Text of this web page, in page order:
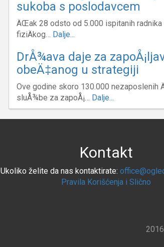
sukoba s poslodavcem
ÄŒak 28 odsto od 5.000 ispitanih
fiziÄkog… Dalje...
DrÅ¾ava daje za
obeÄ‡anog u strategiji
Ove godine skoro 130.000 nezaposlenih
sluÅ¾be za zapoÅ¡… Dalje...
Kontakt
Ukoliko želite da nas kontaktirate:
Pravila Korišćenja i Slično